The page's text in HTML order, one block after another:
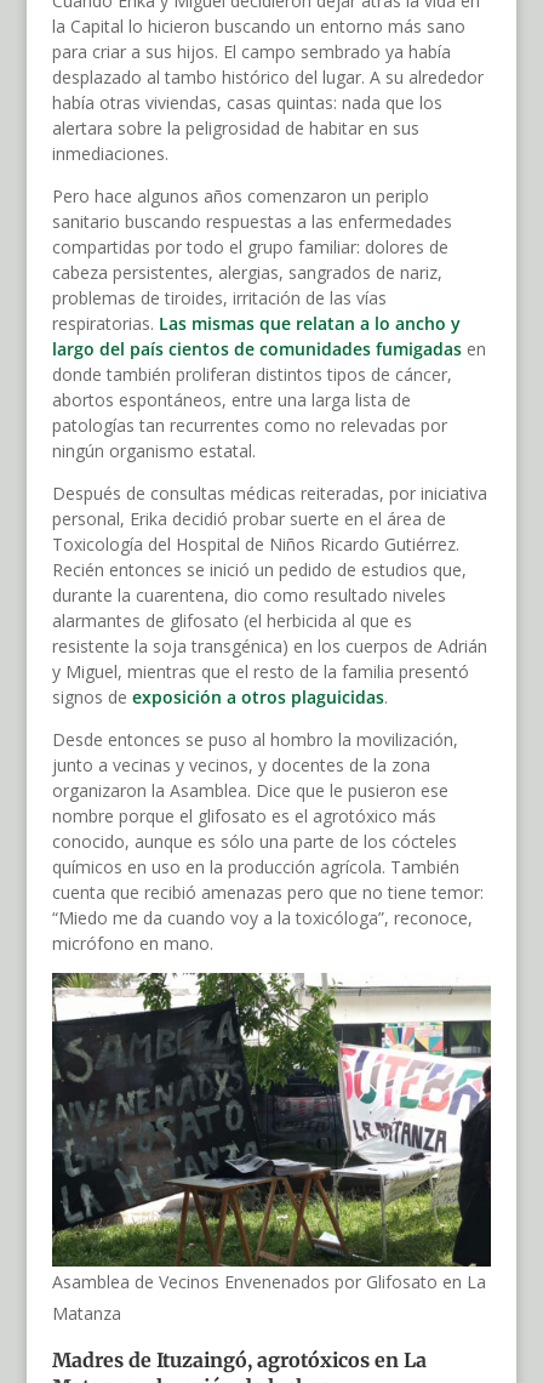
la Capital lo hicieron buscando un entorno más sano
para criar a sus hijos. El campo sembrado ya había
desplazado al tambo histórico del lugar. A su alrededor
había otras viviendas, casas quintas: nada que los
alertara sobre la peligrosidad de habitar en sus
inmediaciones.
Pero hace algunos años comenzaron un periplo
sanitario buscando respuestas a las enfermedades
compartidas por todo el grupo familiar: dolores de
cabeza persistentes, alergias, sangrados de nariz,
problemas de tiroides, irritación de las vías
respiratorias. Las mismas que relatan a lo ancho y
largo del país cientos de comunidades fumigadasen
donde también proliferan distintos tipos de cáncer,
abortos espontáneos, entre una larga lista de
patologías tan recurrentes como no relevadas por
ningún organismo estatal.
Después de consultas médicas reiteradas, por iniciativa
personal, Erika decidió probar suerte en el área de
Toxicología del Hospital de Niños Ricardo Gutiérrez.
Recién entonces se inició un pedido de estudios que,
durante la cuarentena, dio como resultado niveles
alarmantes de glifosato (el herbicida al que es
resistente la soja transgénica) en los cuerpos de Adrián
y Miguel, mientras que el resto de la familia presentó
signos de exposición a otros plaguicidas.
Desde entonces se puso al hombro la movilización,
junto a vecinas y vecinos, y docentes de la zona
organizaron la Asamblea. Dice que le pusieron ese
nombre porque el glifosato es el agrotóxico más
conocido, aunque es sólo una parte de los cócteles
químicos en uso en la producción agrícola. También
cuenta que recibió amenazas pero que no tiene temor:
“Miedo me da cuando voy a la toxicóloga”, reconoce,
micrófono en mano.
Asamblea de Vecinos Envenenados por Glifosato en La
Matanza
Madres de Ituzaingó, agrotóxicos en La